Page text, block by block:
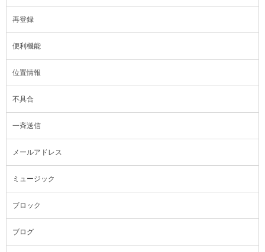
再登録
便利機能
位置情報
不具合
一斉送信
メールアドレス
ミュージック
ブロック
ブログ